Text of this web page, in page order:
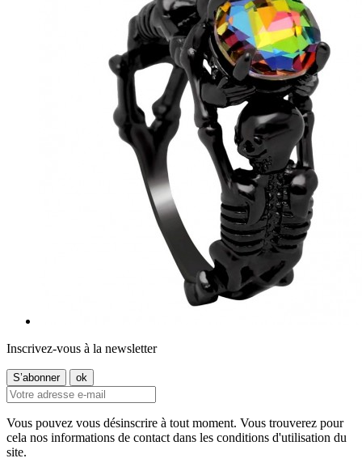
Inscrivez-vous à la newsletter
Vous pouvez vous désinscrire à tout moment. Vous trouverez pour
cela nos informations de contact dans les conditions d'utilisation du
site.